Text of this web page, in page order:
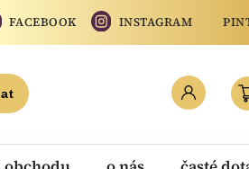
FACEBOOK INSTAGRAM